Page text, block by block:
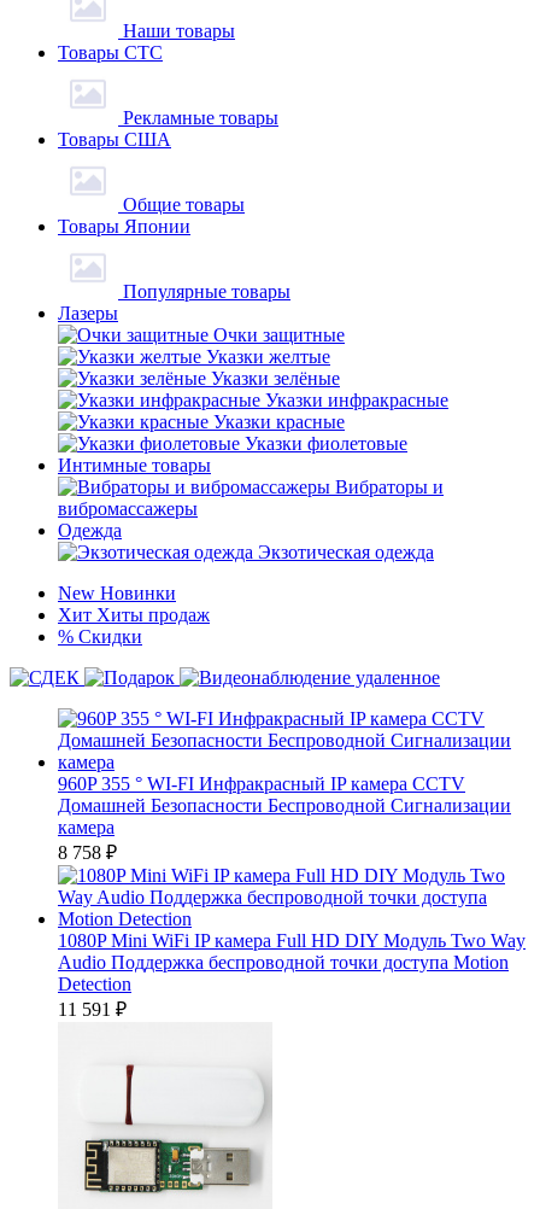
Наши товары
Товары СТС
Рекламные товары
Товары США
Общие товары
Товары Японии
Популярные товары
Лазеры
Очки защитные
Указки желтые
Указки зелёные
Указки инфракрасные
Указки красные
Указки фиолетовые
Интимные товары
Вибраторы и
вибромассажеры
Одежда
Экзотическая одежда
New Новинки
Хит Хиты продаж
% Скидки
960P 355 ° WI-FI Инфракрасный IP камера CCTV
Домашней Безопасности Беспроводной Сигнализации
камера
8 758 ₽
1080P Mini WiFi IP камера Full HD DIY Модуль Two Way
Audio Поддержка беспроводной точки доступа Motion
Detection
11 591 ₽